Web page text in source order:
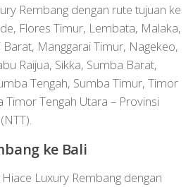
Rembang dengan rute tujuan ke
Flores Timur, Lembata, Malaka,
Manggarai Timur, Nagekeo,
Raijua, Sikka, Sumba Barat,
Tengah, Sumba Timur, Timor
Timor Tengah Utara – Provinsi
ke Bali
Luxury Rembang dengan